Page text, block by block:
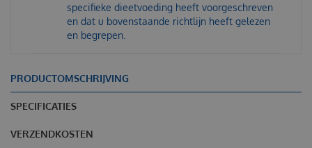
specifieke dieetvoeding heeft voorgeschreven
en dat u bovenstaande richtlijn heeft gelezen
en begrepen.
PRODUCTOMSCHRIJVING
SPECIFICATIES
VERZENDKOSTEN